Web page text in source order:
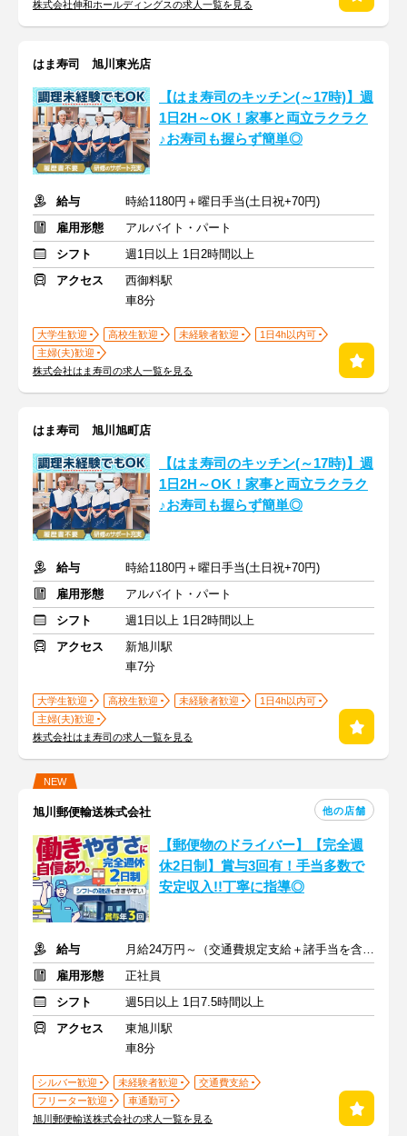
株式会社伸和ホールディングスの求人一覧を見る
はま寿司 旭川東光店
【はま寿司のキッチン(～17時)】週
1日2H～OK！家事と両立ラクラク
♪お寿司も握らず簡単◎
給与
時給1180円＋曜日手当(土日祝+70円)
雇用形態
アルバイト・パート
シフト
週1日以上 1日2時間以上
アクセス
西御料駅
車8分
大学生歓迎 高校生歓迎 未経験者歓迎
1日4h以内可
主婦(夫)歓迎
株式会社はま寿司の求人一覧を見る
はま寿司 旭川旭町店
【はま寿司のキッチン(～17時)】週
1日2H～OK！家事と両立ラクラク
♪お寿司も握らず簡単◎
給与
時給1180円＋曜日手当(土日祝+70円)
雇用形態
アルバイト・パート
シフト
週1日以上 1日2時間以上
アクセス
新旭川駅
車7分
大学生歓迎 高校生歓迎 未経験者歓迎
1日4h以内可
主婦(夫)歓迎
株式会社はま寿司の求人一覧を見る
NEW
旭川郵便輸送株式会社 他の店舗
【郵便物のドライバー】【完全週
休2日制】賞与3回有！手当多数で
安定収入!!丁寧に指導◎
給与
月給24万円～（交通費規定支給＋諸手当を含む）
雇用形態
正社員
シフト
週5日以上 1日7.5時間以上
アクセス
東旭川駅
車8分
シルバー歓迎 未経験者歓迎
交通費支給
フリーター歓迎
車通勤可
旭川郵便輸送株式会社の求人一覧を見る